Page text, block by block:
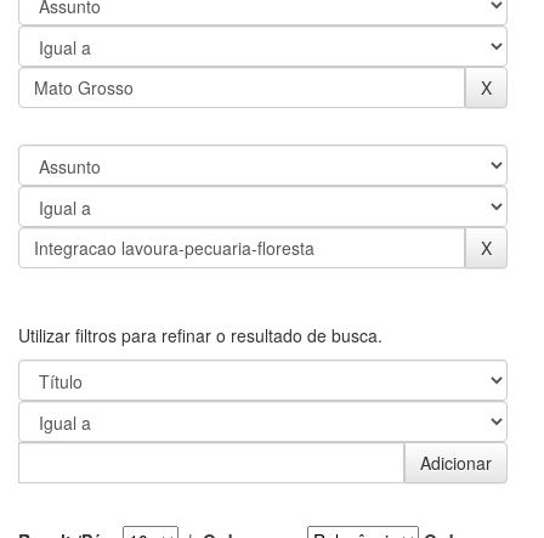
Utilizar filtros para refinar o resultado de busca.